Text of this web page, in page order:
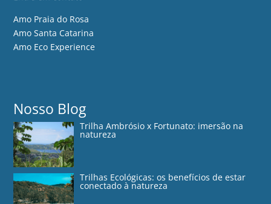
Amo Praia do Rosa
Amo Santa Catarina
Amo Eco Experience
Nosso Blog
Trilha Ambrósio x Fortunato: imersão na
natureza
Trilhas Ecológicas: os benefícios de estar
conectado à natureza